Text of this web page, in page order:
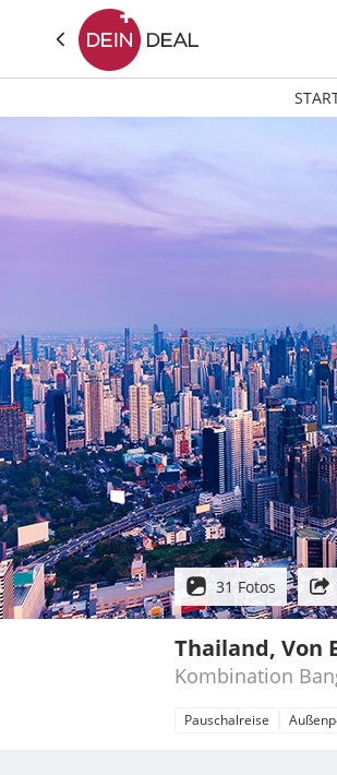
31 Fotos
Thailand, Von
Kombination
Pauschalreise